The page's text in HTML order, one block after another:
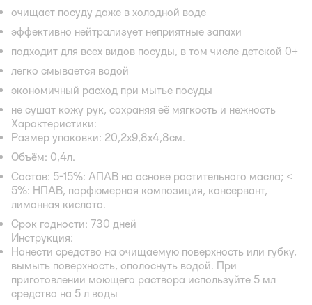
очищает посуду даже в холодной воде
эффективно нейтрализует неприятные запахи
подходит для всех видов посуды, в том числе детской 0+
легко смывается водой
экономичный расход при мытье посуды
не сушат кожу рук, сохраняя eё мягкость и нежность
Характеристики:
Размер упаковки: 20,2х9,8х4,8см.
Объём: 0,4л.
Состав: 5-15%: АПАВ на основе растительного масла; <
5%: НПАВ, парфюмерная композиция, консервант,
лимонная кислота.
Срок годности: 730 дней
Инструкция:
Нанести средство на очищаемую поверхность или губку,
вымыть поверхность, ополоснуть водой. При
приготовлении моющего раствора используйте 5 мл
средства на 5 л воды